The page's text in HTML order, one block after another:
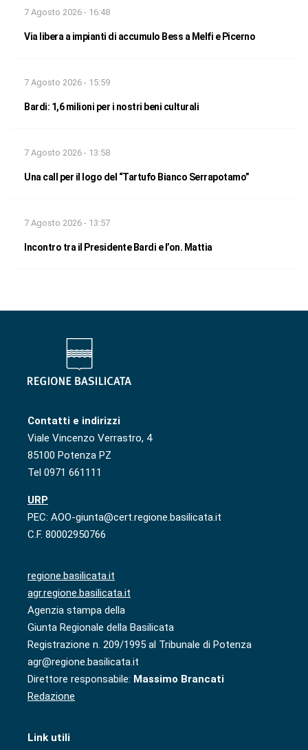
7 Agosto 2026 - 16:48
Via libera a impianti di accumulo Bess a Melfi e Picerno
7 Agosto 2026 - 15:59
Bardi: 1,6 milioni per i nostri beni culturali
7 Agosto 2026 - 13:58
Una call per il logo del “Tartufo Bianco Serrapotamo”
7 Agosto 2026 - 13:57
Incontro tra il Presidente Bardi e l’on. Mattia
Contatti e indirizzi
Viale Vincenzo Verrastro, 4
85100 Potenza PZ
Tel 0971 661111
URP
PEC: AOO-giunta@cert.regione.basilicata.it
C.F. 80002950766
regione.basilicata.it
agr.regione.basilicata.it
Agenzia stampa della
Giunta Regionale della Basilicata
Registrazione n. 209/1995 al Tribunale di Potenza
agr@regione.basilicata.it
Direttore responsabile: Massimo Brancati
Redazione
Link utili